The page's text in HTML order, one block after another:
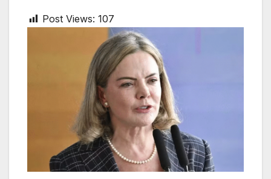
Post Views: 107